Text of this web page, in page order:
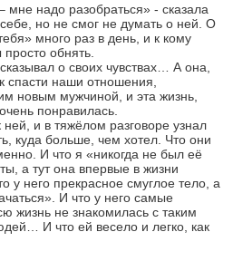
надо разобраться» - сказала
но не смог не думать о ней. О
много раз в день, и к кому
обнять.
о своих чувствах… А она,
спасти наши отношения,
новым мужчиной, и эта жизнь,
понравилась.
и в тяжёлом разговоре узнал
куда больше, чем хотел. Что они
И что я «никогда не был её
а тут она впервые в жизни
у него прекрасное смуглое тело, а
И что у него самые
жизнь не знакомилась с таким
И что ей весело и легко, как